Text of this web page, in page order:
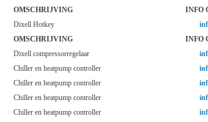
OMSCHRIJVING
INFO
Dixell Hotkey
OMSCHRIJVING
INFO
Dixell compressorregelaar
Chiller en heatpump controller
Chiller en heatpump controller
Chiller en heatpump controller
Chiller en heatpump controller